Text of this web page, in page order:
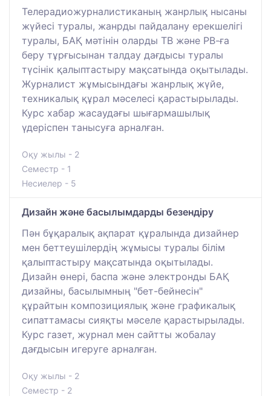
Телерадиожурналистиканың жанрлық нысаны
жүйесі туралы, жанрды пайдалану ерекшелігі
туралы, БАҚ мәтінін оларды ТВ және РВ-ға
беру тұрғысынан талдау дағдысы туралы
түсінік қалыптастыру мақсатында оқытылады.
Журналист жұмысындағы жанрлық жүйе,
техникалық құрал мәселесі қарастырылады.
Курс хабар жасаудағы шығармашылық
үдеріспен танысуға арналған.
Оқу жылы - 2
Семестр - 1
Несиелер - 5
Дизайн және басылымдарды безендіру
Пән бұқаралық ақпарат құралында дизайнер
мен беттеушілердің жұмысы туралы білім
қалыптастыру мақсатында оқытылады.
Дизайн өнері, баспа және электронды БАҚ
дизайны, басылымның "бет-бейнесін"
құрайтын композициялық және графикалық
сипаттамасы сияқты мәселе қарастырылады.
Курс газет, журнал мен сайтты жобалау
дағдысын игеруге арналған.
Оқу жылы - 2
Семестр - 2